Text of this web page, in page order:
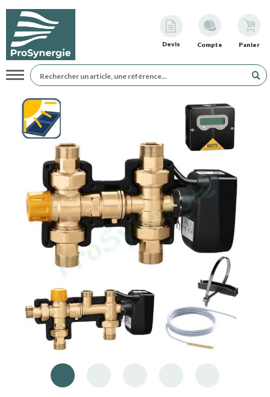
Devis Compte Panier
Navigation